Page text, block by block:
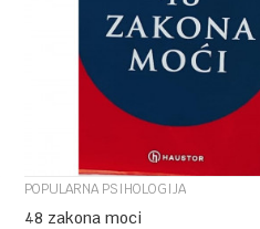
UPOREDI
POPULARNA PSIHOLOGIJA
48 zakona moci